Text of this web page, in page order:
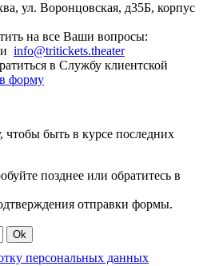
ул. Воронцовская, д35Б, корпус
на все Ваши вопросы:
info@tritickets.theater
в Службу клиентской
форму
быть в курсе последних
позднее или обратитесь в
отправки формы.
Ok
персональных данных